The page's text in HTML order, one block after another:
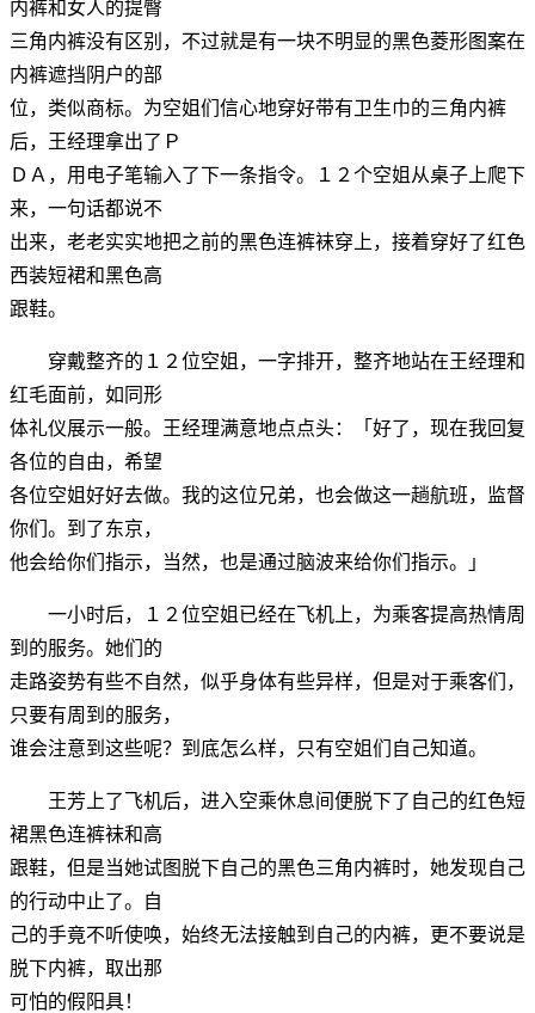
内裤和女人的提臀
三角内裤没有区别，不过就是有一块不明显的黑色菱形图案在
内裤遮挡阴户的部
位，类似商标。为空姐们信心地穿好带有卫生巾的三角内裤
后，王经理拿出了Ｐ
ＤＡ，用电子笔输入了下一条指令。１２个空姐从桌子上爬下
来，一句话都说不
出来，老老实实地把之前的黑色连裤袜穿上，接着穿好了红色
西装短裙和黑色高
跟鞋。
穿戴整齐的１２位空姐，一字排开，整齐地站在王经理和
红毛面前，如同形
体礼仪展示一般。王经理满意地点点头：「好了，现在我回复
各位的自由，希望
各位空姐好好去做。我的这位兄弟，也会做这一趟航班，监督
你们。到了东京，
他会给你们指示，当然，也是通过脑波来给你们指示。」
一小时后，１２位空姐已经在飞机上，为乘客提高热情周
到的服务。她们的
走路姿势有些不自然，似乎身体有些异样，但是对于乘客们，
只要有周到的服务，
谁会注意到这些呢？到底怎么样，只有空姐们自己知道。
王芳上了飞机后，进入空乘休息间便脱下了自己的红色短
裙黑色连裤袜和高
跟鞋，但是当她试图脱下自己的黑色三角内裤时，她发现自己
的行动中止了。自
己的手竟不听使唤，始终无法接触到自己的内裤，更不要说是
脱下内裤，取出那
可怕的假阳具！